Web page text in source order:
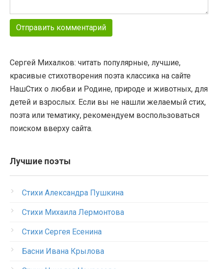
Сергей Михалков: читать популярные, лучшие,
красивые стихотворения поэта классика на сайте
НашСтих о любви и Родине, природе и животных, для
детей и взрослых. Если вы не нашли желаемый стих,
поэта или тематику, рекомендуем воспользоваться
поиском вверху сайта.
Лучшие поэты
Стихи Александра Пушкина
Стихи Михаила Лермонтова
Стихи Сергея Есенина
Басни Ивана Крылова